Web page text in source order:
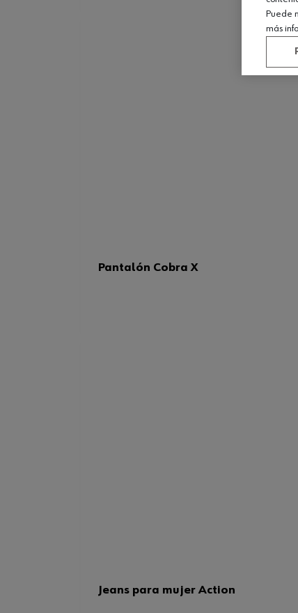
Pantalón Cobra X
Jeans para mujer Action
Puede
más